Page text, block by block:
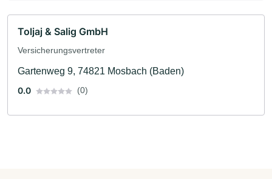
Toljaj & Salig GmbH
Versicherungsvertreter
Gartenweg 9, 74821 Mosbach (Baden)
0.0
(0)